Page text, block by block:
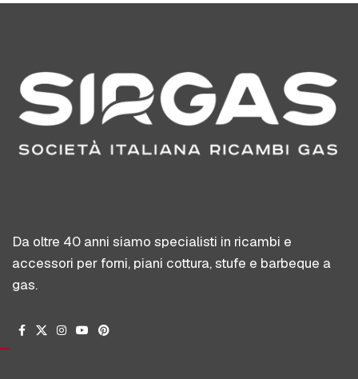
Da oltre 40 anni siamo specialisti in ricambi e
accessori per forni, piani cottura, stufe e barbeque a
gas.